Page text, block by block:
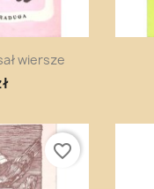
wiersze
favorite_border